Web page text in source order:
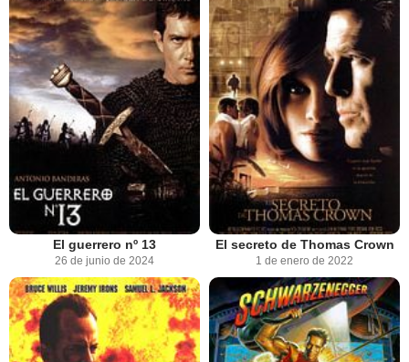
El guerrero nº 13
26 de junio de 2024
El secreto de Thomas Crown
1 de enero de 2022